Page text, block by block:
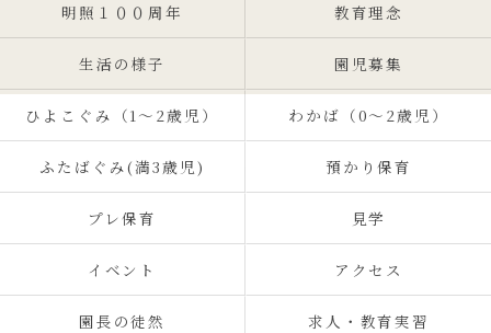
明照１００周年 教育理念
生活の様子 園児募集
ひよこぐみ（1〜2歳児） わかば（0～2歳児）
ふたばぐみ(満3歳児) 預かり保育
プレ保育 見学
イベント アクセス
園長の徒然 求人・教育実習